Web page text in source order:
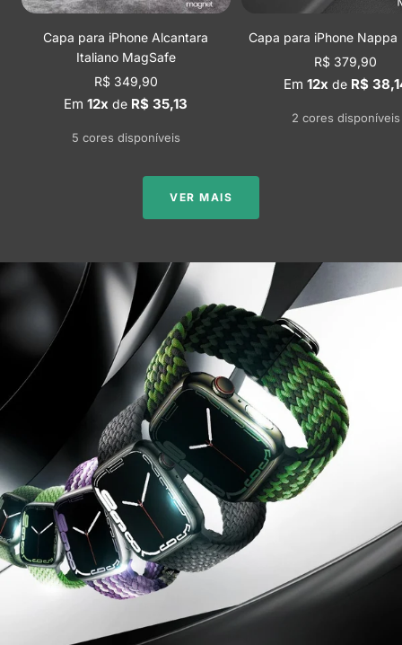
Capa para iPhone Alcantara
Italiano MagSafe
Preço
promocional
R$ 349,90
Em12x de R$ 35,13
5 cores disponíveis
Capa para iPhone Nappa
Preço
promocional
R$ 379,90
Em 12x de R$
2 cores disponíveis
VER MAIS